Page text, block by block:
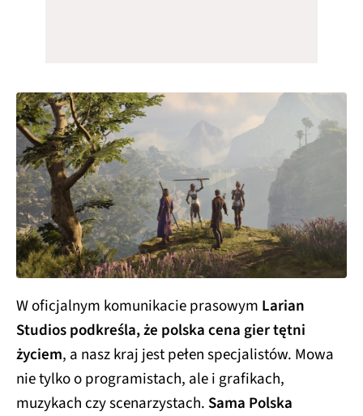
W oficjalnym komunikacie prasowym Larian
Studios podkreśla, że polska cena gier tętni
życiem, a nasz kraj jest pełen specjalistów. Mowa
nie tylko o programistach, ale i grafikach,
muzykach czy scenarzystach. Sama Polska